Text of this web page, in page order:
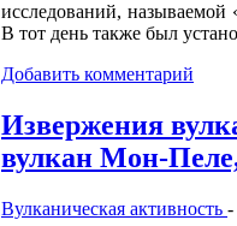
исследований, называемой
В тот день также был
Добавить комментарий
Извержения
вулкан Мон-Пеле,
Вулканическая активность -